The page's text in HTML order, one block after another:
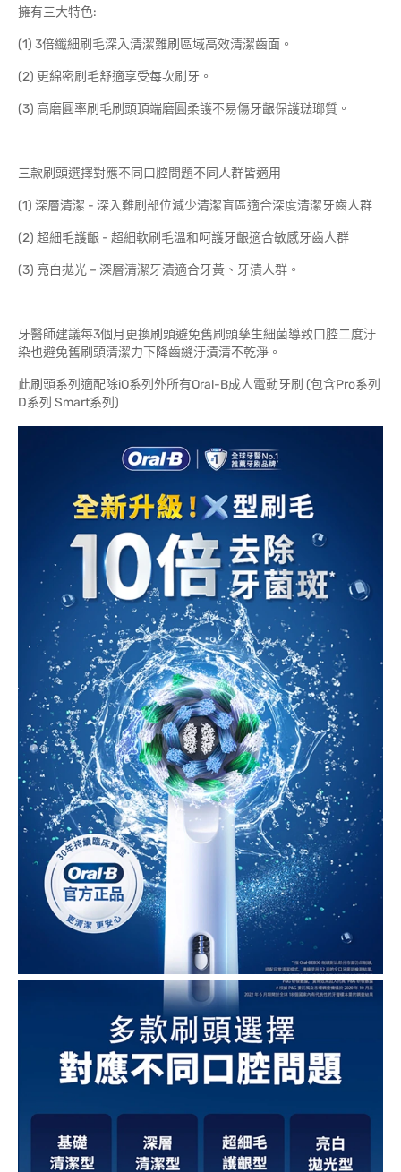
擁有三大特色:
(1) 3倍纖細刷毛深入清潔難刷區域高效清潔齒面。
(2) 更綿密刷毛舒適享受每次刷牙。
(3) 高磨圓率刷毛刷頭頂端磨圓柔護不易傷牙齦保護琺瑯質。
三款刷頭選擇對應不同口腔問題不同人群皆適用
(1) 深層清潔 - 深入難刷部位減少清潔盲區適合深度清潔牙齒人群
(2) 超細毛護齦 - 超細軟刷毛溫和呵護牙齦適合敏感牙齒人群
(3) 亮白拋光 – 深層清潔牙漬適合牙黃、牙漬人群。
牙醫師建議每3個月更換刷頭避免舊刷頭孳生細菌導致口腔二度汙
染也避免舊刷頭清潔力下降齒縫汙漬清不乾淨。
此刷頭系列適配除iO系列外所有Oral-B成人電動牙刷 (包含Pro系列
D系列 Smart系列)